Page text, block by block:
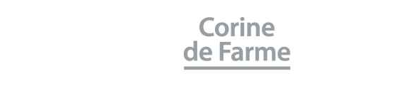
CORINE DE FARME SITE OFFICIEL